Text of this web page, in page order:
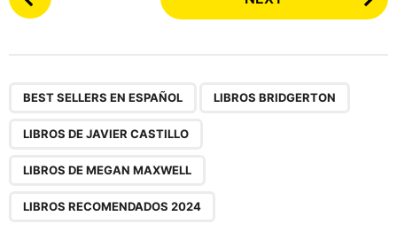
o
BEST SELLERS EN ESPAÑOL LIBROS BRIDGERTON
LIBROS DE JAVIER CASTILLO
LIBROS DE MEGAN MAXWELL
LIBROS RECOMENDADOS 2024